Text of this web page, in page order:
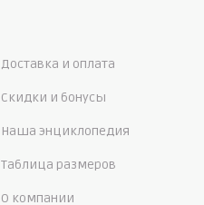
Доставка и оплата
Скидки и бонусы
Наша энциклопедия
Таблица размеров
О компании